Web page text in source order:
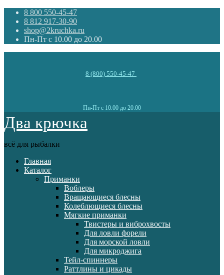
8 800 550-45-47
8 812 917-30-90
shop@2kruchka.ru
Пн-Пт с 10.00 до 20.00
8 (800) 550-45-47
Пн-Пт с 10.00 до 20.00
Два крючка
всё для рыбалки
Главная
Каталог
Приманки
Воблеры
Вращающиеся блесны
Колеблющиеся блесны
Мягкие приманки
Твистеры и виброхвосты
Для ловли форели
Для морской ловли
Для микроджига
Тейл-спиннеры
Раттлины и цикады